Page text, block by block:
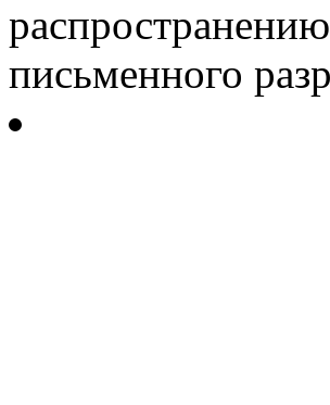
письменного